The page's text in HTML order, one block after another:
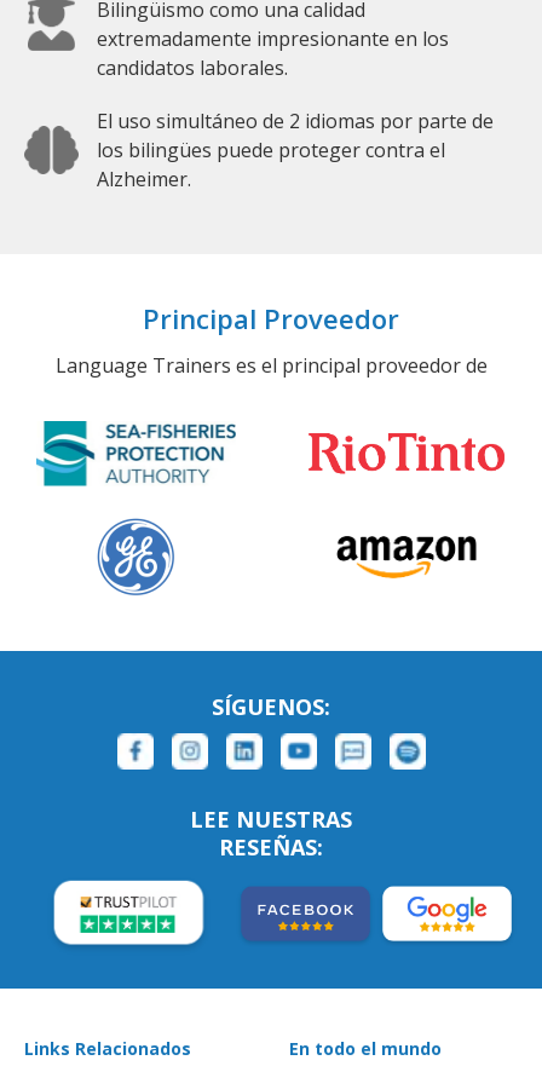
Bilingüismo como una calidad
extremadamente impresionante en los
candidatos laborales.
El uso simultáneo de 2 idiomas por parte de
los bilingües puede proteger contra el
Alzheimer.
Principal Proveedor
Language Trainers es el principal proveedor de
SÍGUENOS:
LEE NUESTRAS
RESEÑAS:
Links Relacionados En todo el mundo